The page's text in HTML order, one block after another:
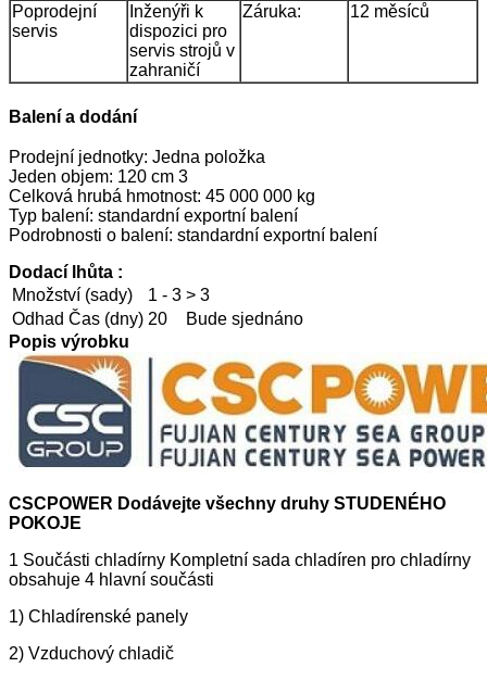
Poprodejní
servis
Inženýři k
dispozici pro
servis strojů v
zahraničí
Záruka: 12 měsíců
Balení a dodání
Prodejní jednotky: Jedna položka
Jeden objem: 120 cm 3
Celková hrubá hmotnost: 45 000 000 kg
Typ balení: standardní exportní balení
Podrobnosti o balení: standardní exportní balení
Dodací lhůta :
Množství (sady)
1 - 3 > 3
Odhad Čas (dny) 20
Bude sjednáno
Popis výrobku
CSCPOWER Dodávejte všechny druhy STUDENÉHO
POKOJE
1 Součásti chladírny Kompletní sada chladíren pro chladírny
obsahuje 4 hlavní součásti
1) Chladírenské panely
2) Vzduchový chladič